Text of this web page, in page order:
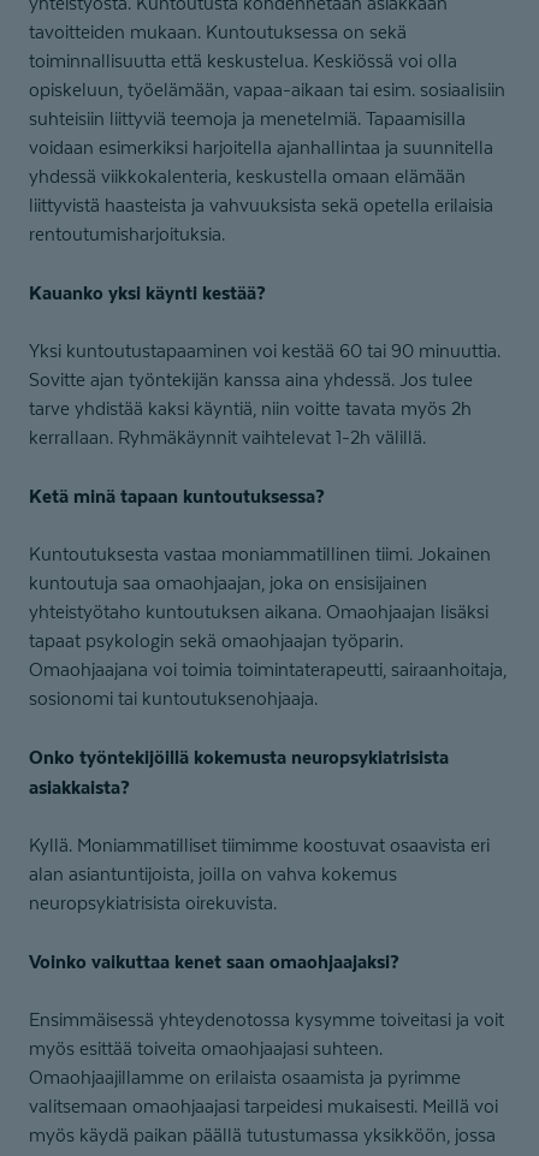
tavoitteiden mukaan. Kuntoutuksessa on sekä
toiminnallisuutta että keskustelua. Keskiössä voi olla
opiskeluun, työelämään, vapaa-aikaan tai esim. sosiaalisiin
suhteisiin liittyviä teemoja ja menetelmiä. Tapaamisilla
voidaan esimerkiksi harjoitella ajanhallintaa ja suunnitella
yhdessä viikkokalenteria, keskustella omaan elämään
liittyvistä haasteista ja vahvuuksista sekä opetella erilaisia
rentoutumisharjoituksia.
Kauanko yksi käynti kestää?
Yksi kuntoutustapaaminen voi kestää 60 tai 90 minuuttia.
Sovitte ajan työntekijän kanssa aina yhdessä. Jos tulee
tarve yhdistää kaksi käyntiä, niin voitte tavata myös 2h
kerrallaan. Ryhmäkäynnit vaihtelevat 1-2h välillä.
Ketä minä tapaan kuntoutuksessa?
Kuntoutuksesta vastaa moniammatillinen tiimi. Jokainen
kuntoutuja saa omaohjaajan, joka on ensisijainen
yhteistyötaho kuntoutuksen aikana. Omaohjaajan lisäksi
tapaat psykologin sekä omaohjaajan työparin.
Omaohjaajana voi toimia toimintaterapeutti, sairaanhoitaja,
sosionomi tai kuntoutuksenohjaaja.
Onko työntekijöillä kokemusta neuropsykiatrisista
asiakkaista?
Kyllä. Moniammatilliset tiimimme koostuvat osaavista eri
alan asiantuntijoista, joilla on vahva kokemus
neuropsykiatrisista oirekuvista.
Voinko vaikuttaa kenet saan omaohjaajaksi?
Ensimmäisessä yhteydenotossa kysymme toiveitasi ja voit
myös esittää toiveita omaohjaajasi suhteen.
Omaohjaajillamme on erilaista osaamista ja pyrimme
valitsemaan omaohjaajasi tarpeidesi mukaisesti. Meillä voi
myös käydä paikan päällä tutustumassa yksikköön, jossa